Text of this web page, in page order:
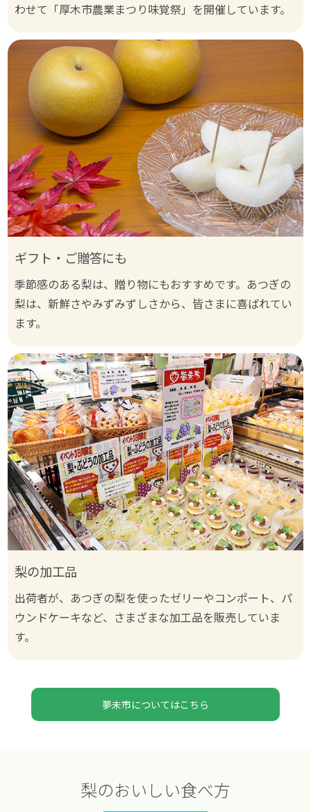
わせて「厚木市農業まつり味覚祭」を開催しています。
ギフト・ご贈答にも
季節感のある梨は、贈り物にもおすすめです。あつぎの
梨は、新鮮さやみずみずしさから、皆さまに喜ばれてい
ます。
梨の加工品
出荷者が、あつぎの梨を使ったゼリーやコンポート、パ
ウンドケーキなど、さまざまな加工品を販売していま
す。
夢未市についてはこちら
梨のおいしい食べ方